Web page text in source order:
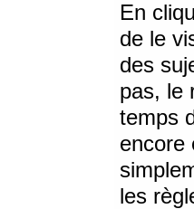
En
de le
des
pas, le
temps
encore
les